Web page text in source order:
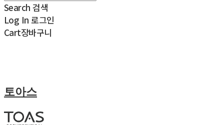
Search 검색
Log In 로그인
Cart장바구니
토아스